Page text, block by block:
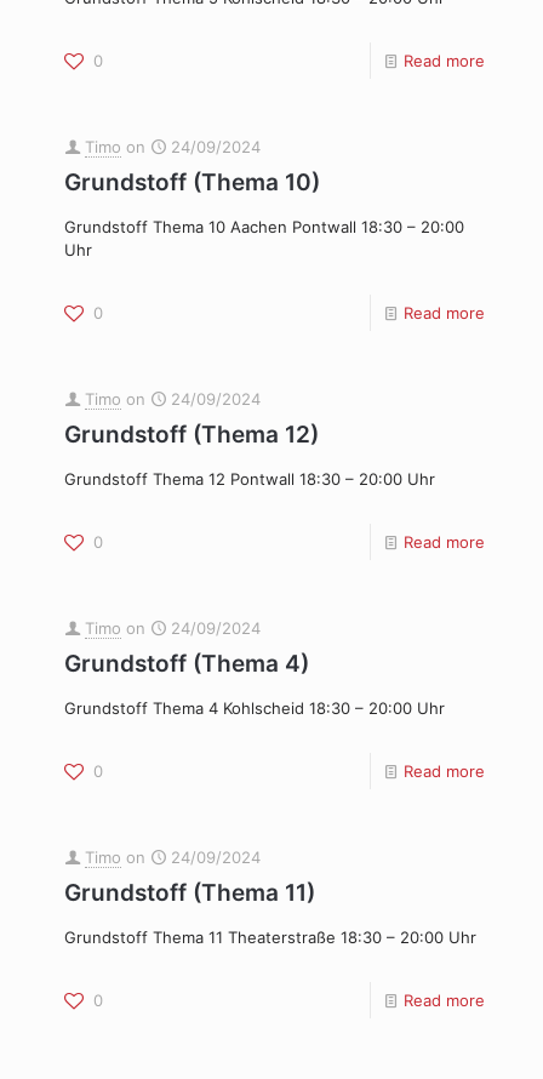
0 Read more
Timo on 24/09/2024
Grundstoff (Thema 10)
Grundstoff Thema 10 Aachen Pontwall 18:30 – 20:00
Uhr
0 Read more
Timo on 24/09/2024
Grundstoff (Thema 12)
Grundstoff Thema 12 Pontwall 18:30 – 20:00 Uhr
0 Read more
Timo on 24/09/2024
Grundstoff (Thema 4)
Grundstoff Thema 4 Kohlscheid 18:30 – 20:00 Uhr
0 Read more
Timo on 24/09/2024
Grundstoff (Thema 11)
Grundstoff Thema 11 Theaterstraße 18:30 – 20:00 Uhr
0 Read more